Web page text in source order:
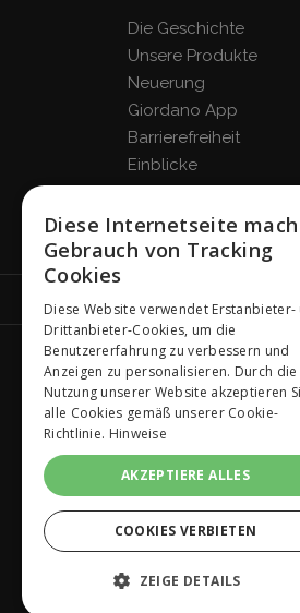
Die Geschichte
Unsere Produkte
Neuerung
Giordano App
Barrierefreiheit
Einblicke
Blog
FAQ
Giordano
Diese Internetseite
Gebrauch von Tracking
Cookies
Diese Website verwendet Erstanbieter-
Drittanbieter-Cookies, um die
Benutzererfahrung zu verbessern und
Anzeigen zu personalisieren. Durch die
Nutzung unserer Website akzeptieren
alle Cookies gemäß unserer Cookie-
Richtlinie. Hinweise
AKZEPTIERE ALLES
COOKIES VERBIETEN
ZEIGE DETAILS